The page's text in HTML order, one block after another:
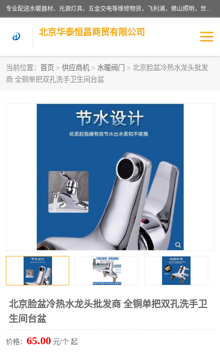
专业配送水暖器材、光源灯具、五金交电等维修物资，飞利浦，佛山照明，世达，博世，九牧，特陶等各产品涉及国内外知名品牌。公司专注与物业、学校、酒店、工厂等单位合作，提供一站式配送服务，降低客户综合成本。依托电子商务改变传统模式，以专业的团队为客户提供24H物资配送到达，货到月结、统一开票，便捷退换等服务，提高了企业的运营效率。
北京华泰恒昌商贸有限公司
当前位置： 首页 > 供应商机 > 水暖阀门
> 北京脸盆冷热水龙头批发
商 全铜单把双孔洗手卫生间台盆
北京脸盆冷热水龙头批发商 全铜单把双孔洗手卫
生间台盆
价格： 65.00 元/个 起
水暖阀门
涂料辅材